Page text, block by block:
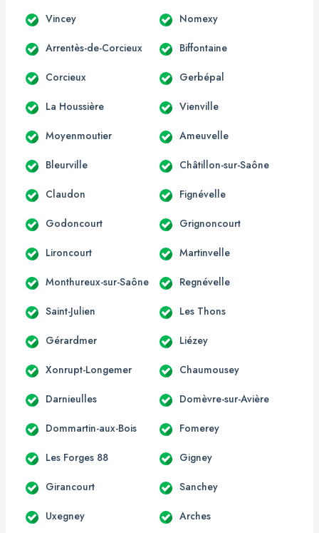
Vincey Nomexy
Arrentès-de-Corcieux Biffontaine
Corcieux Gerbépal
La Houssière Vienville
Moyenmoutier Ameuvelle
Bleurville Châtillon-sur-Saône
Claudon Fignévelle
Godoncourt Grignoncourt
Lironcourt Martinvelle
Monthureux-sur-Saône Regnévelle
Saint-Julien Les Thons
Gérardmer Liézey
Xonrupt-Longemer Chaumousey
Darnieulles Domèvre-sur-Avière
Dommartin-aux-Bois Fomerey
Les Forges 88 Gigney
Girancourt Sanchey
Uxegney Arches